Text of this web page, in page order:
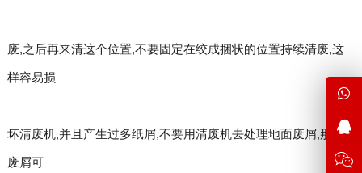
废,之后再来清这个位置,不要固定在绞成捆状的位置持续清废,这
样容易损
坏清废机,并且产生过多纸屑,不要用清废机去处理地面废屑,那样,
废屑可